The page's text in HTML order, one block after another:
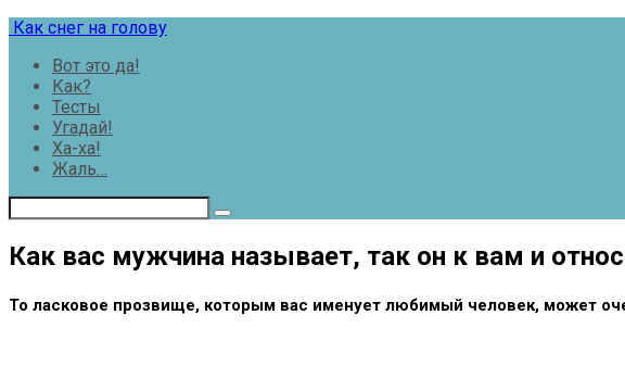
Перейти
контенту
Как снег на голову
Вот это да!
Как?
Тесты
Угадай!
Ха-ха!
Жаль…
Как вас мужчина называет, так он к вам и
То ласковое прозвище, которым вас именует любимый человек, может